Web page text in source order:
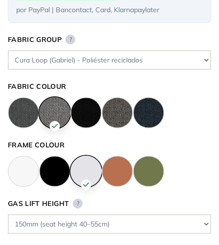
por PayPal | Bancontact, Card, Klarnapaylater
FABRIC GROUP ?
FABRIC COLOUR
FRAME COLOUR
GAS LIFT HEIGHT ?